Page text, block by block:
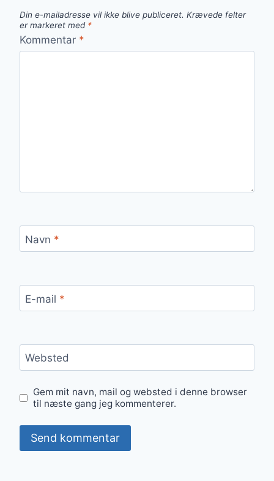
Din e-mailadresse vil ikke blive publiceret. Krævede felter
er markeret med *
Kommentar *
Navn *
E-mail *
Websted
Gem mit navn, mail og websted i denne browser
til næste gang jeg kommenterer.